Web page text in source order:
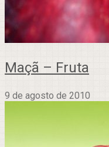
Maçã – Fruta
9 de agosto de 2010